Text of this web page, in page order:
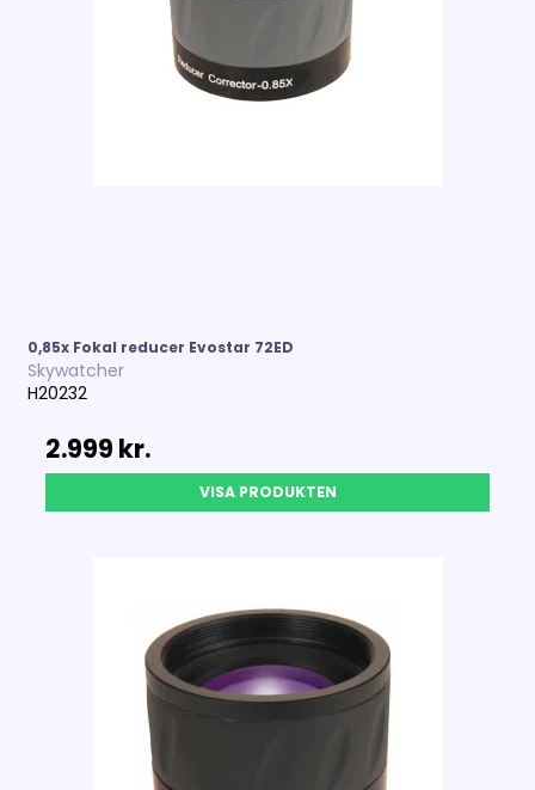
0,85x Fokal reducer Evostar 72ED
Skywatcher
H20232
2.999 kr.
VISA PRODUKTEN